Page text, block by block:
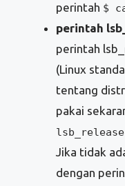
perintah $
perintah
perintah
(Linux
tentang
pakai
Jika tidak
dengan